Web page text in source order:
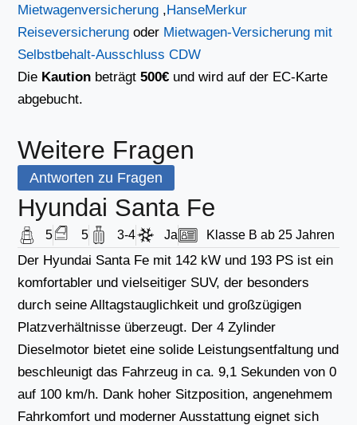
Mietwagenversicherung ,HanseMerkur
Reiseversicherung oder Mietwagen-Versicherung mit
Selbstbehalt-Ausschluss CDW
Die Kaution beträgt500€ und wird auf der EC-Karte
abgebucht.
Weitere Fragen
Antworten zu Fragen
Hyundai Santa Fe
5 5 3-4 Ja Klasse B ab 25 Jahren
Der Hyundai Santa Fe mit 142 kW und 193 PS ist ein
komfortabler und vielseitiger SUV, der besonders
durch seine Alltagstauglichkeit und großzügigen
Platzverhältnisse überzeugt. Der 4 Zylinder
Dieselmotor bietet eine solide Leistungsentfaltung und
beschleunigt das Fahrzeug in ca. 9,1 Sekunden von 0
auf 100 km/h. Dank hoher Sitzposition, angenehmem
Fahrkomfort und moderner Ausstattung eignet sich